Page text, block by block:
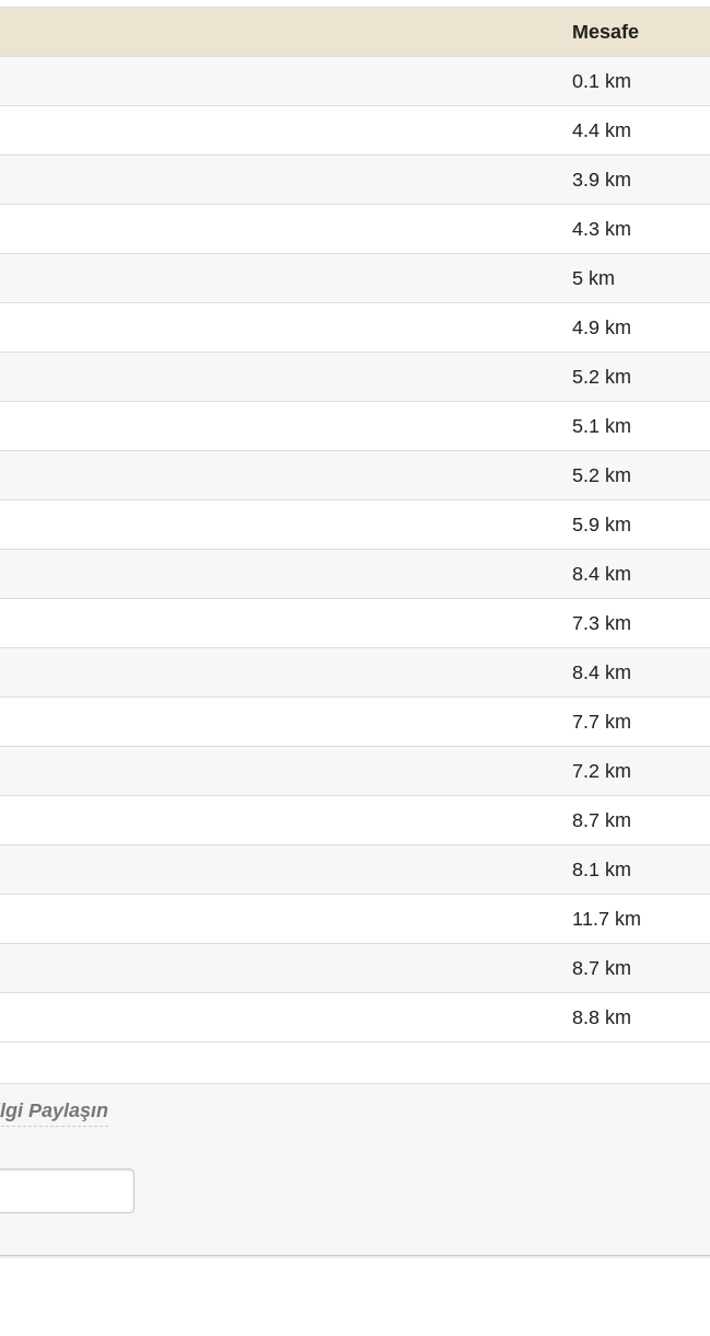
Mesafe
0.1 km
4.4 km
3.9 km
4.3 km
5 km
4.9 km
5.2 km
5.1 km
5.2 km
5.9 km
8.4 km
7.3 km
8.4 km
7.7 km
7.2 km
8.7 km
8.1 km
11.7 km
8.7 km
8.8 km
Paylaşın